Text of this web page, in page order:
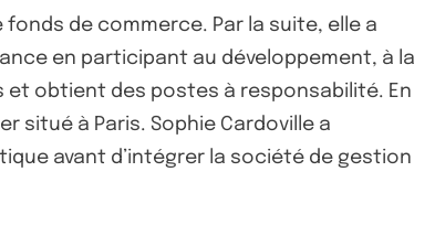
de commerce. Par la suite, elle a
en participant au développement, à la
et obtient des postes à responsabilité. En
situé à Paris. Sophie Cardoville a
avant d’intégrer la société de gestion